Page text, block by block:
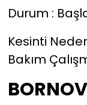
Durum :
Kesinti
Bakım